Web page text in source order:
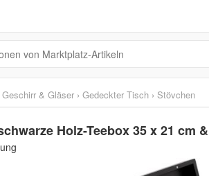
Geschirr & Gläser › Gedeckter Tisch › Stövchen
Holz-Teebox 35 x 21 cm